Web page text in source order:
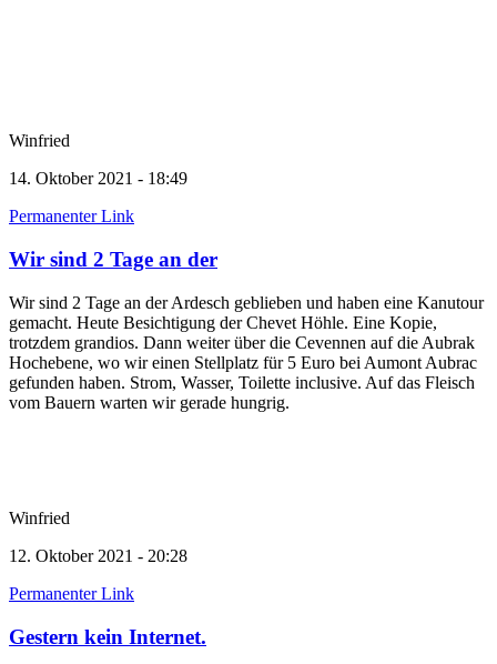
Winfried
14. Oktober 2021 - 18:49
Permanenter Link
Wir sind 2 Tage an der
Wir sind 2 Tage an der Ardesch geblieben und haben eine Kanutour
gemacht. Heute Besichtigung der Chevet Höhle. Eine Kopie,
trotzdem grandios. Dann weiter über die Cevennen auf die Aubrak
Hochebene, wo wir einen Stellplatz für 5 Euro bei Aumont Aubrac
gefunden haben. Strom, Wasser, Toilette inclusive. Auf das Fleisch
vom Bauern warten wir gerade hungrig.
Winfried
12. Oktober 2021 - 20:28
Permanenter Link
Gestern kein Internet.